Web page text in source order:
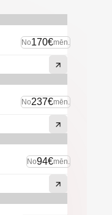
savienojamību.
No170€mēn.
No237€mēn.
No94€mēn.